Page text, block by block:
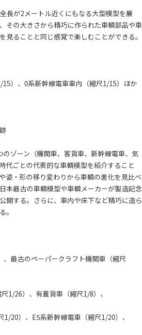
長が2メートル近くにもなる大型模型を展
その大きさから精巧に作られた車輌部品や車
見ることと同じ感覚で楽しむことができる。
）、0系新幹線電車車内（縮尺1/15）ほか
ゾーン（機関車、客貨車、新幹線電車、気
代ごとの代表的な車輌模型を紹介すること
姿・形の移り変わりから車輌の進化を見比べ
本最古の車輌模型や車輌メーカーが製造記念
開する。さらに、車内や床下など精巧に造ら
。
最古のペーパークラフト機関車（縮尺
1/26）、有蓋貨車（縮尺1/8）、
20）、E5系新幹線電車（縮尺1/20）、